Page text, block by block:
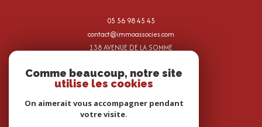
05 56 98 45 45
contact@immoassocies.com
138 AVENUE DE LA SOMME
ADHÉRENTS
Comme beaucoup, notre site
utilise les cookies
On aimerait vous accompagner pendant
votre visite.